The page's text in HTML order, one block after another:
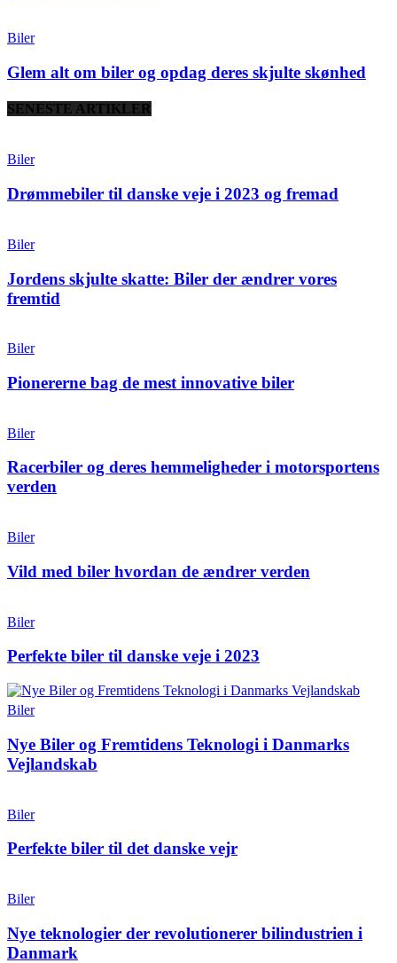
Biler
Glem alt om biler og opdag deres skjulte skønhed
SENESTE ARTIKLER
Biler
Drømmebiler til danske veje i 2023 og fremad
Biler
Jordens skjulte skatte: Biler der ændrer vores
fremtid
Biler
Pionererne bag de mest innovative biler
Biler
Racerbiler og deres hemmeligheder i motorsportens
verden
Biler
Vild med biler hvordan de ændrer verden
Biler
Perfekte biler til danske veje i 2023
Biler
Nye Biler og Fremtidens Teknologi i Danmarks
Vejlandskab
Biler
Perfekte biler til det danske vejr
Biler
Nye teknologier der revolutionerer bilindustrien i
Danmark